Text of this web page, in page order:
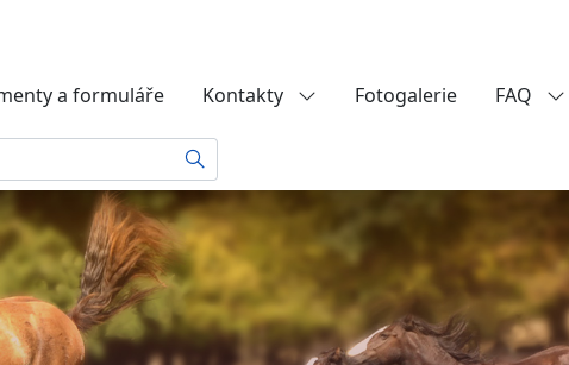
a formuláře Kontakty Fotogalerie FAQ
Hledat